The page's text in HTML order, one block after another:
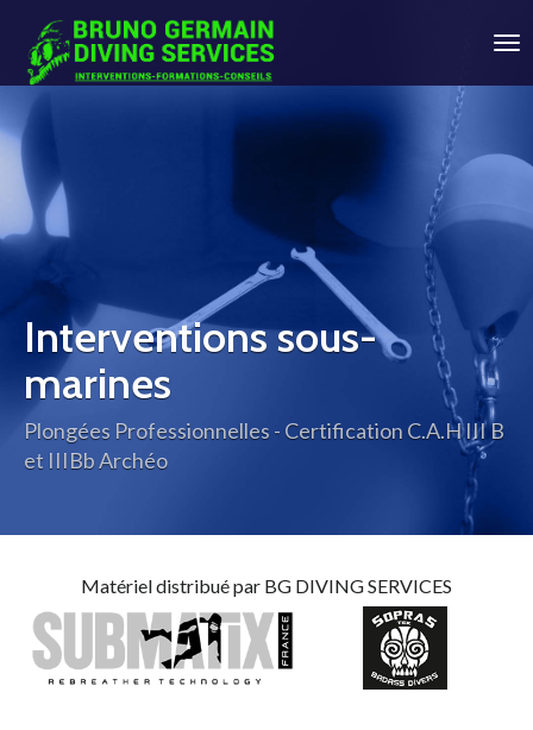
BG-
DIVING-
SERVICES
Interventions sous-
marines
Plongées Professionnelles - Certification C.A.H III B
et IIIBb Archéo
Matériel distribué par BG DIVING SERVICES